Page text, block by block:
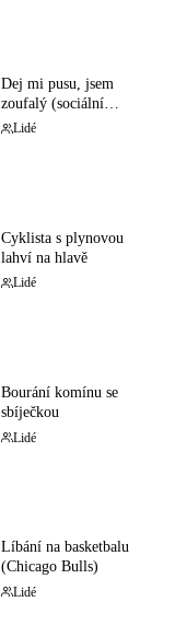
Dej mi pusu, jsem
zoufalý (sociální
experiment)
Lidé
Cyklista s plynovou
lahví na hlavě
Lidé
Bourání komínu se
sbíječkou
Lidé
Líbání na basketbalu
(Chicago Bulls)
Lidé